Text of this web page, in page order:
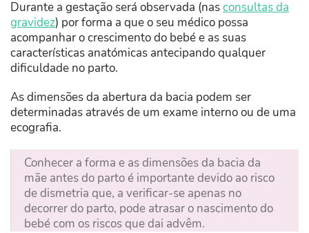
Durante a gestação será observada (nasconsultas da
gravidez) por forma a que o seu médico possa
acompanhar o crescimento do bebé e as suas
características anatómicas antecipando qualquer
dificuldade no parto.
As dimensões da abertura da bacia podem ser
determinadas através de um exame interno ou de uma
ecografia.
Conhecer a forma e as dimensões da bacia da
mãe antes do parto é importante devido ao risco
de dismetria que, a verificar-se apenas no
decorrer do parto, pode atrasar o nascimento do
bebé com os riscos que dai advêm.